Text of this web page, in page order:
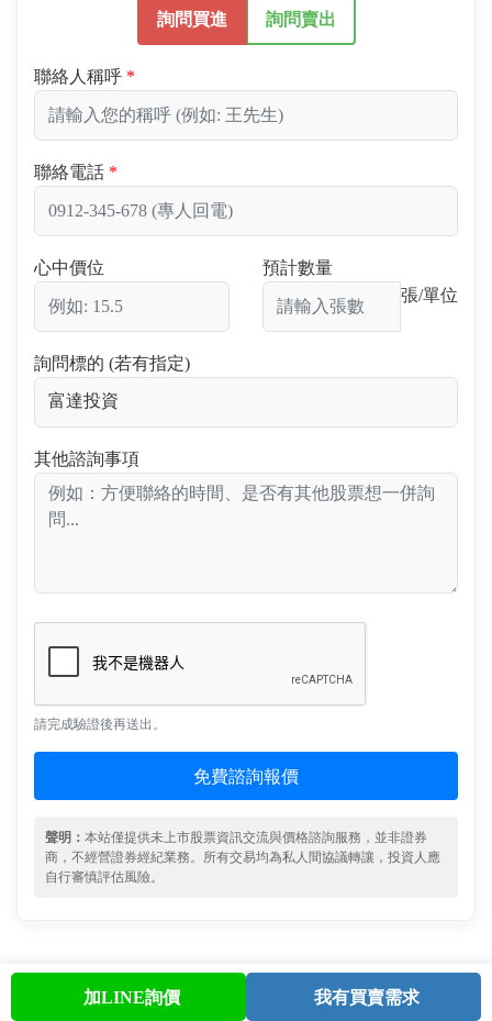
股票查詢 與我聯繫 會員中心
詢問買進 詢問賣出
聯絡人稱呼
聯絡電話
心中價位
預計數量
張/單位
詢問標的 (若有指定)
其他諮詢事項
請完成驗證後再送出。
免費諮詢報價
聲明： 本站僅提供未上市股票資訊交流與價格諮詢服務，並非證券
商，不經營證券經紀業務。所有交易均為私人間協議轉讓，投資人應
自行審慎評估風險。
加LINE詢價 我有買賣需求